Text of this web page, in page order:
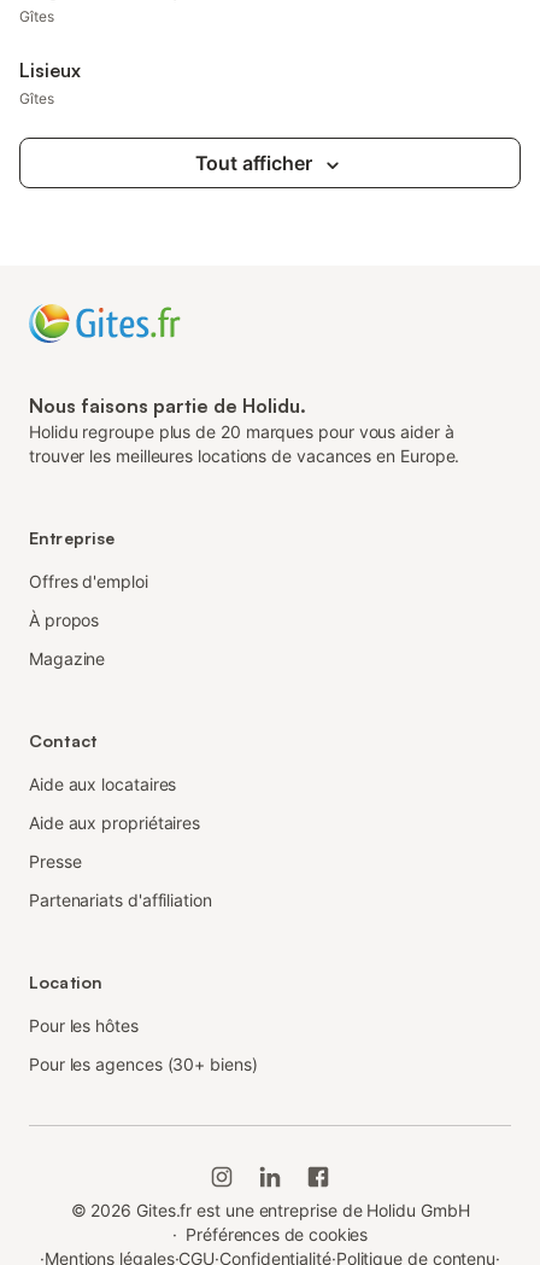
Gîtes
Lisieux
Gîtes
Tout afficher
Nous faisons partie de Holidu.
Holidu regroupe plus de 20 marques pour vous aider à
trouver les meilleures locations de vacances en Europe.
Entreprise
Offres d'emploi
À propos
Magazine
Contact
Aide aux locataires
Aide aux propriétaires
Presse
Partenariats d'affiliation
Location
Pour les hôtes
Pour les agences (30+ biens)
© 2026 Gites.fr est une entreprise de Holidu GmbH
· Préférences de cookies
·Mentions légales·CGU·Confidentialité·Politique de contenu·